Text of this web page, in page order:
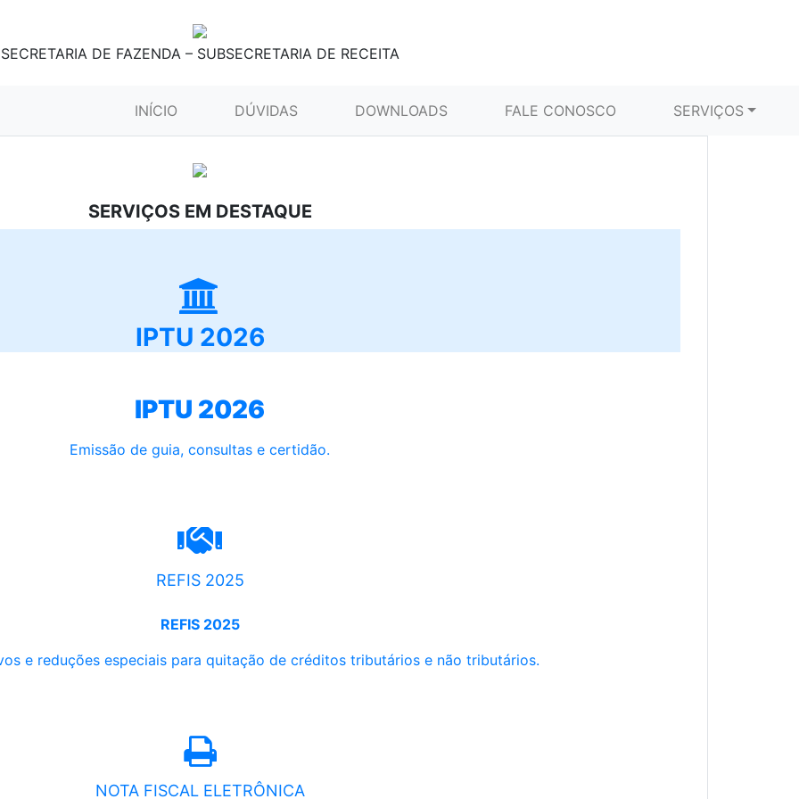
SECRETARIA DE FAZENDA – SUBSECRETARIA DE RECEITA
INÍCIO (CURRENT)DÚVIDAS DOWNLOADS FALE CONOSCO SERVIÇOS
SERVIÇOS EM DESTAQUE
IPTU 2026
IPTU 2026
Emissão de guia, consultas e certidão.
REFIS 2025
REFIS 2025
e reduções especiais para quitação de créditos tributários e não tributários.
NOTA FISCAL ELETRÔNICA